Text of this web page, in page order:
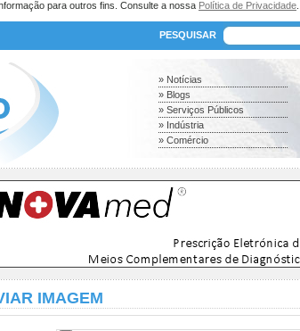
para outros fins. Consulte a nossa Política de Privacidade
PESQUISAR
» Notícias
» Blogs
» Serviços Públicos
» Indústria
» Comércio
IMAGEM